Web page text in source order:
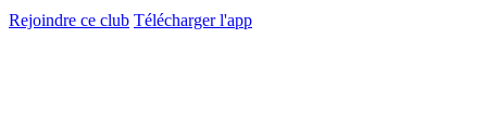
Rejoindre ce club Télécharger l'app